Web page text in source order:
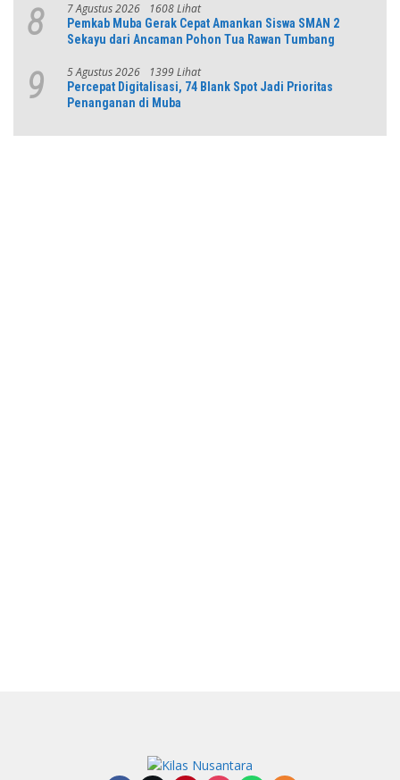
8 7 Agustus 2026 1608 Lihat
Pemkab Muba Gerak Cepat Amankan Siswa SMAN 2
Sekayu dari Ancaman Pohon Tua Rawan Tumbang
9 5 Agustus 2026 1399 Lihat
Percepat Digitalisasi, 74 Blank Spot Jadi Prioritas
Penanganan di Muba